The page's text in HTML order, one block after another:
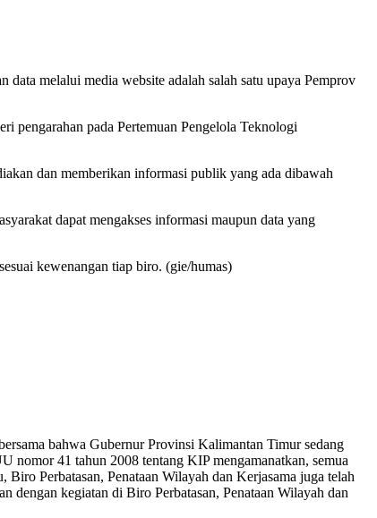
melalui media website adalah salah satu upaya Pemprov
pengarahan pada Pertemuan Pengelola Teknologi
dan memberikan informasi publik yang ada dibawah
dapat mengakses informasi maupun data yang
kewenangan tiap biro. (gie/humas)
bahwa Gubernur Provinsi Kalimantan Timur sedang
nomor 41 tahun 2008 tentang KIP mengamanatkan, semua
Perbatasan, Penataan Wilayah dan Kerjasama juga telah
dengan kegiatan di Biro Perbatasan, Penataan Wilayah dan